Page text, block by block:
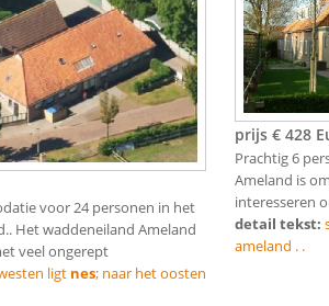
voor 24 personen in het
Het waddeneiland Ameland
veel ongerept
ligt nes; naar het oosten
prijs € 428
Prachtig 6
Ameland is
interesseren
detail tekst:
ameland . .